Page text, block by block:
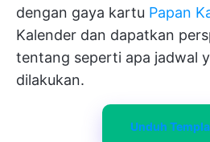
dengan gaya kartu Papan
Kalender dan dapatkan
tentang seperti apa jadwal
dilakukan.
Unduh